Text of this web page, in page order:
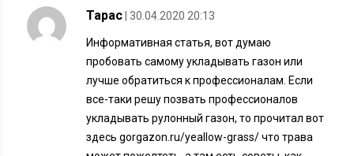
Тарас | 30.04.2020 20:13
Информативная статья, вот думаю
пробовать самому укладывать газон или
лучше обратиться к профессионалам. Если
все-таки решу позвать профессионалов
укладывать рулонный газон, то прочитал вот
здесь gorgazon.ru/yeallow-grass/ что трава